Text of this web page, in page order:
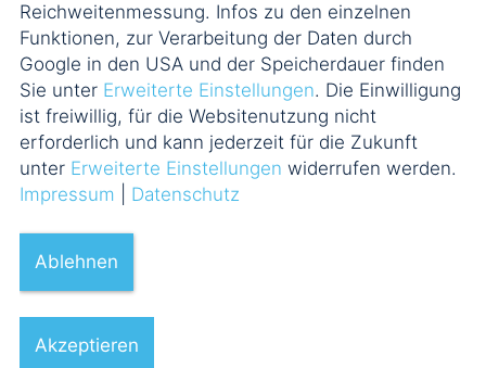
Reichweitenmessung. Infos zu den einzelnen
Funktionen, zur Verarbeitung der Daten durch
Google in den USA und der Speicherdauer finden
Sie unter Erweiterte Einstellungen. Die Einwilligung
ist freiwillig, für die Websitenutzung nicht
erforderlich und kann jederzeit für die Zukunft
unter Erweiterte Einstellungen widerrufen werden.
Impressum
Datenschutz
Ablehnen
Akzeptieren